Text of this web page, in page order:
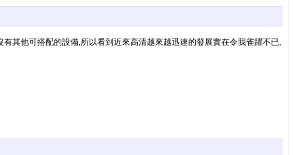
其他可搭配的設備,所以看到近來高清越來越迅速的發展實在令我雀躍不已,